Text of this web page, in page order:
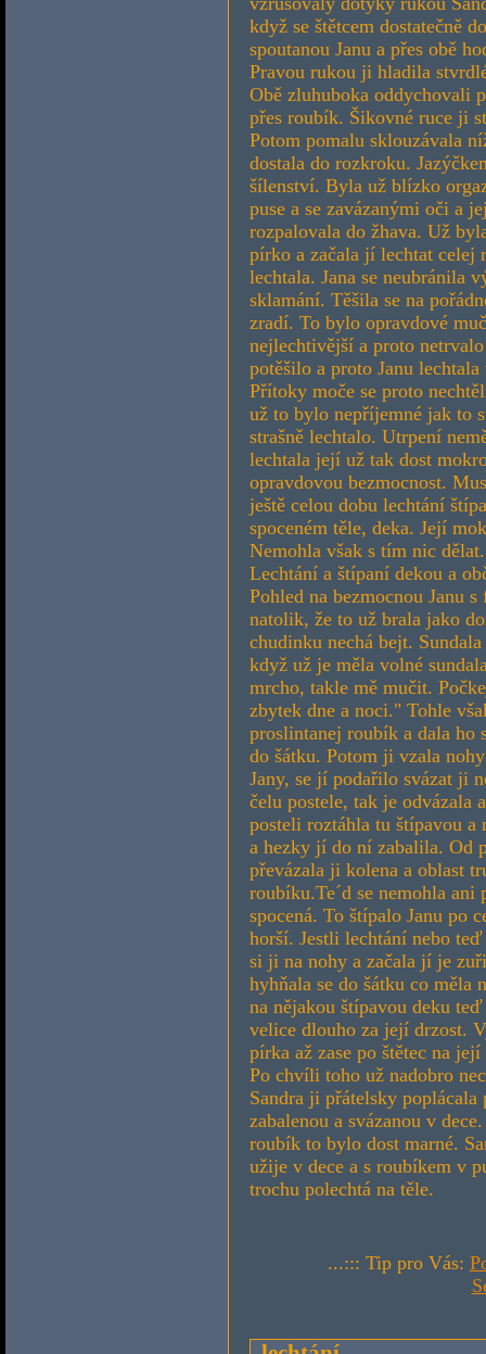
když se štětcem dostatečně
spoutanou Janu a přes obě
Pravou rukou ji hladila
Obě zluhuboka oddychovali
přes roubík. Šikovné ruce ji
Potom pomalu sklouzávala
dostala do rozkroku.
šílenství. Byla už blízko
puse a se zavázanými oči a
rozpalovala do žhava. Už
pírko a začala jí lechtat celej
lechtala. Jana se neubránila
sklamání. Těšila se na
zradí. To bylo opravdové
nejlechtivější a proto
potěšilo a proto Janu
Přítoky moče se proto
už to bylo nepříjemné jak to
strašně lechtalo. Utrpení
lechtala její už tak dost
opravdovou bezmocnost.
ještě celou dobu lechtání
spoceném těle, deka. Její
Nemohla však s tím nic
Lechtání a štípaní dekou a
Pohled na bezmocnou Janu
natolik, že to už brala jako
chudinku nechá bejt.
když už je měla volné
mrcho, takle mě mučit.
zbytek dne a noci." Tohle
proslintanej roubík a dala ho
do šátku. Potom ji vzala
Jany, se jí podařilo svázat ji
čelu postele, tak je odvázala
posteli roztáhla tu štípavou a
a hezky jí do ní zabalila. Od
převázala ji kolena a oblast
roubíku.Te´d se nemohla
spocená. To štípalo Janu po
horší. Jestli lechtání nebo
si ji na nohy a začala jí je
hyhňala se do šátku co měla
na nějakou štípavou deku
velice dlouho za její drzost.
pírka až zase po štětec na
Po chvíli toho už nadobro
Sandra ji přátelsky poplácala
zabalenou a svázanou v
roubík to bylo dost marné.
užije v dece a s roubíkem v
trochu polechtá na těle.
...::: Tip pro Vás: